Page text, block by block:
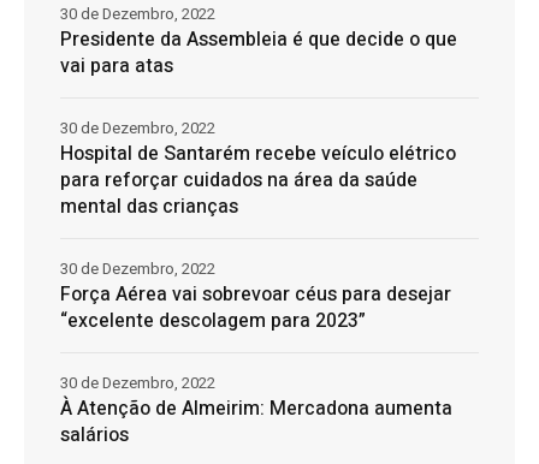
Presidente da Assembleia é que decide o que
vai para atas
30 de Dezembro, 2022
Hospital de Santarém recebe veículo elétrico
para reforçar cuidados na área da saúde
mental das crianças
30 de Dezembro, 2022
Força Aérea vai sobrevoar céus para desejar
“excelente descolagem para 2023”
30 de Dezembro, 2022
À Atenção de Almeirim: Mercadona aumenta
salários
30 de Dezembro, 2022